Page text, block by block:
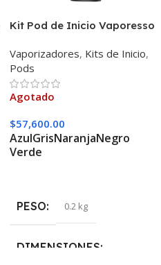
Kit Pod de Inicio Vaporesso
Vaporizadores, Kits de Inicio,
Pods
Agotado
$57,600.00
AzulGrisNaranjaNegro
Verde
PESO 0.2 kg
DIMENSIONES